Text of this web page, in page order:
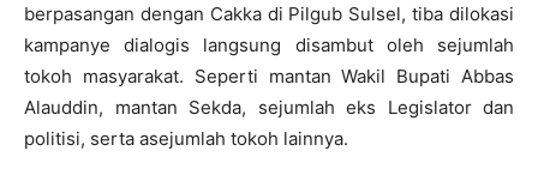
berpasangan dengan Cakka di Pilgub Sulsel, tiba dilokasi
kampanye dialogis langsung disambut oleh sejumlah
tokoh masyarakat. Seperti mantan Wakil Bupati Abbas
Alauddin, mantan Sekda, sejumlah eks Legislator dan
politisi, serta asejumlah tokoh lainnya.